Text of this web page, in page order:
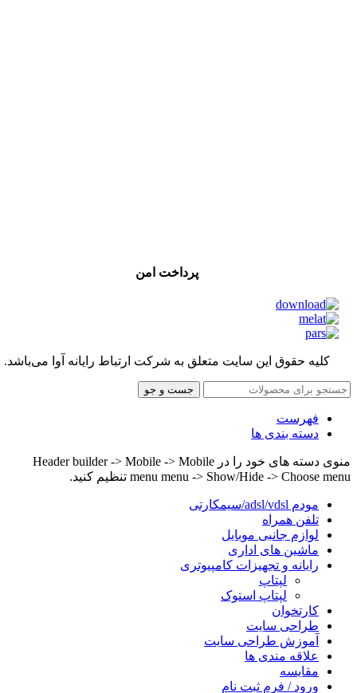
پرداخت امن
کلیه حقوق این سایت متعلق به شرکت ارتباط رایانه آوا می‌باشد.
جست و جو
فهرست
دسته بندی ها
منوی دسته های خود را در Header builder -> Mobile -> Mobile
menu menu -> Show/Hide -> Choose menu تنظیم کنید.
مودم adsl/vdsl/سیمکارتی
تلفن همراه
لوازم جانبی موبایل
ماشین های اداری
رایانه و تجهیزات کامپیوتری
لپتاپ
لپتاپ استوک
کارتخوان
طراحی سایت
آموزش طراحی سایت
علاقه مندی ها
مقایسه
ورود / فرم ثبت نام